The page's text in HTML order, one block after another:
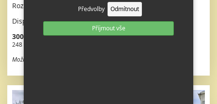
Předvolby Odmítnout
Příjmout vše
Rozměr: 11,1 x 3,7m
Dispozice: 3 + kk
300 080 Kč vč. DPH
248 000 Kč bez DPH
Možnost odpočtu DPH